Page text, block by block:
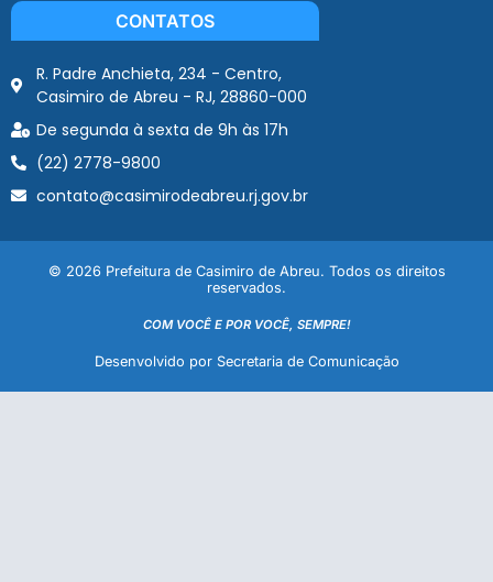
CONTATOS
R. Padre Anchieta, 234 - Centro,
Casimiro de Abreu - RJ, 28860-000
De segunda à sexta de 9h às 17h
(22) 2778-9800
contato@casimirodeabreu.rj.gov.br
© 2026 Prefeitura de Casimiro de Abreu. Todos os direitos
reservados.
COM VOCÊ E POR VOCÊ, SEMPRE!
Desenvolvido por Secretaria de Comunicação